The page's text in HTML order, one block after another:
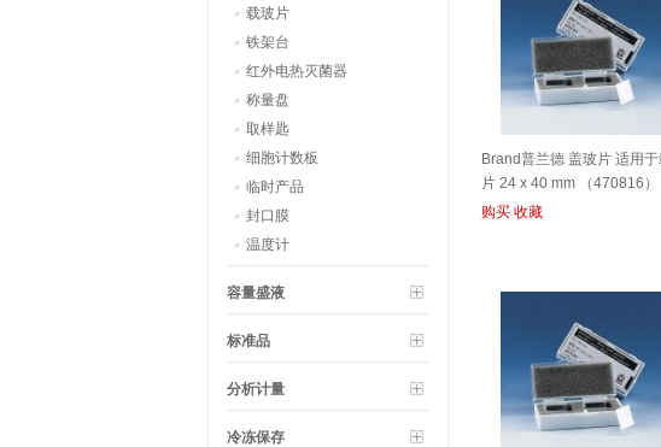
Brand普兰德 盖玻片 适用于
片 24 x 40 mm （470816）
购买 收藏
载玻片
铁架台
红外电热灭菌器
称量盘
取样匙
细胞计数板
临时产品
封口膜
温度计
容量盛液
标准品
分析计量
冷冻保存